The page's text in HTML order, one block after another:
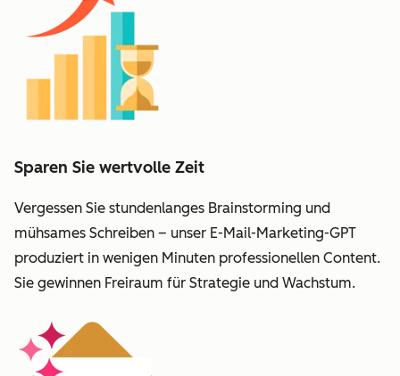
Sparen Sie wertvolle Zeit
Vergessen Sie stundenlanges Brainstorming und
mühsames Schreiben – unser E-Mail-Marketing-GPT
produziert in wenigen Minuten professionellen Content.
Sie gewinnen Freiraum für Strategie und Wachstum.